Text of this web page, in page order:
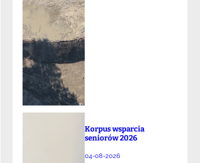
Korpus wsparcia
seniorów 2026
04-08-2026